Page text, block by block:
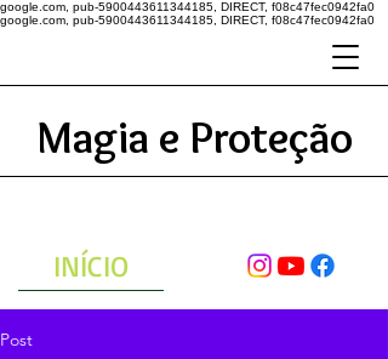
google.com, pub-5900443611344185, DIRECT, f08c47fec0942fa0
google.com, pub-5900443611344185, DIRECT, f08c47fec0942fa0
Magia e Proteção
INÍCIO
Post